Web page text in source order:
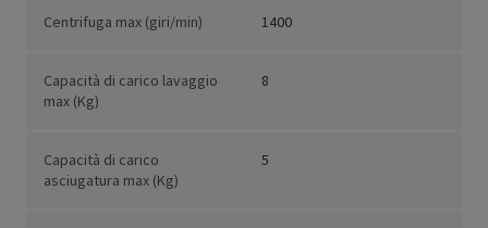
Centrifuga max (giri/min) 1400
Capacità di carico lavaggio
max (Kg)
8
Capacità di carico
asciugatura max (Kg)
5